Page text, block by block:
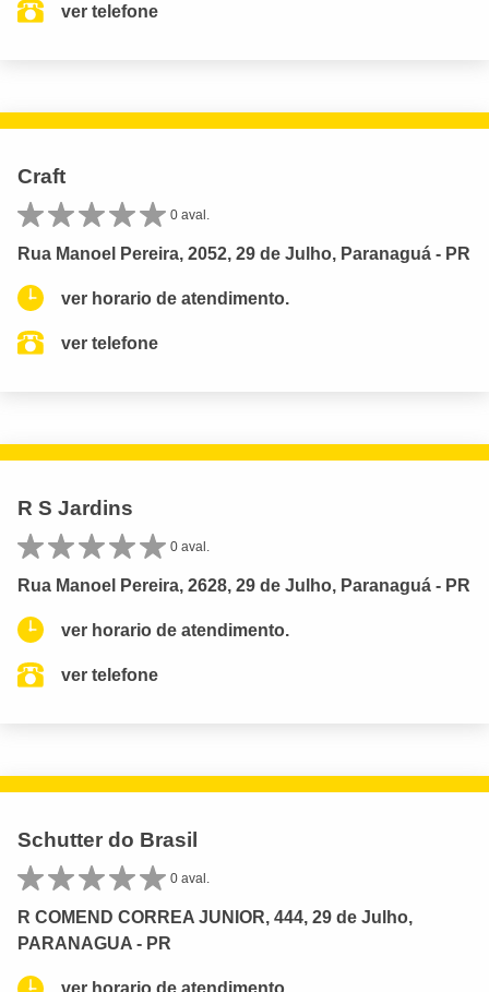
ver telefone
Craft
0 aval.
Rua Manoel Pereira, 2052, 29 de Julho, Paranaguá - PR
ver horario de atendimento.
ver telefone
R S Jardins
0 aval.
Rua Manoel Pereira, 2628, 29 de Julho, Paranaguá - PR
ver horario de atendimento.
ver telefone
Schutter do Brasil
0 aval.
R COMEND CORREA JUNIOR, 444, 29 de Julho,
PARANAGUA - PR
ver horario de atendimento.